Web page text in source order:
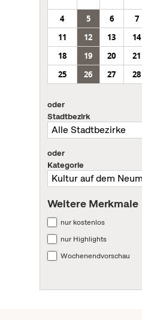
4
5 6 7
11
12 13 14
18
19 20 21
25
26 27 28
oder
Stadtbezirk
oder
Kategorie
Weitere Merkmale
nur kostenlos
nur Highlights
Wochenendvorschau